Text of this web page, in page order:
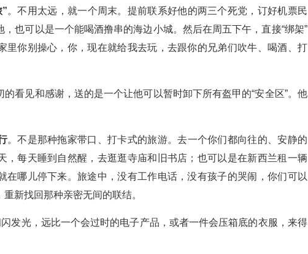
。不用太远，就一个周末。提前联系好他的两三个死党，订好机票民
也可以是一个能喝酒撸串的海边小城。然后在周五下午，直接“绑架”
里你别操心，你，现在就给我去玩，去跟你的兄弟们吹牛、喝酒、打
看见和感谢，送的是一个让他可以暂时卸下所有盔甲的“安全区”。他
。不是那种拖家带口、打卡式的旅游。去一个你们都向往的、安静的
，每天睡到自然醒，去逛逛寺庙和旧书店；也可以是在新西兰租一辆
在哪儿停下来。旅途中，没有工作电话，没有孩子的哭闹，你们可以
新找回那种亲密无间的联结。
发光，远比一个会过时的电子产品，或者一件会压箱底的衣服，来得